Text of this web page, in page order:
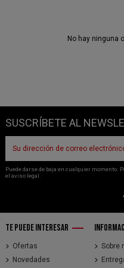
No hay ninguna
SUSCRÍBETE AL
Puede darse de baja en cualquier momento.
el aviso legal.
TE PUEDE INTERESAR
Ofertas
Novedades
Sobre